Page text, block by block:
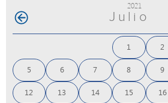
2021
Julio
1 2
5 6 7 8 9
12 13 14 15 16